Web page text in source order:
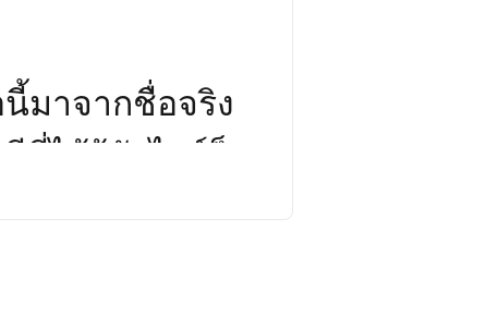
มองโลกในแง่ดี ส่วนแฝดพี่แข็งแกร่ง
มาจากชื่อจริง
ที่ได้รู้จักไรต์ก็